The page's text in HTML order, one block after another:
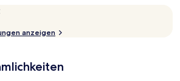
anzeigen